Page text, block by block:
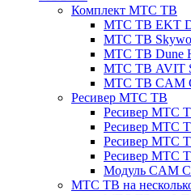
Комплект МТС ТВ
МТС ТВ EKT
МТС ТВ
МТС ТВ Dune
МТС ТВ AVIT
МТС ТВ CAM
Ресивер МТС ТВ
Ресивер МТС
Ресивер МТС
Ресивер МТС
Ресивер МТС
Модуль CAM
МТС ТВ на